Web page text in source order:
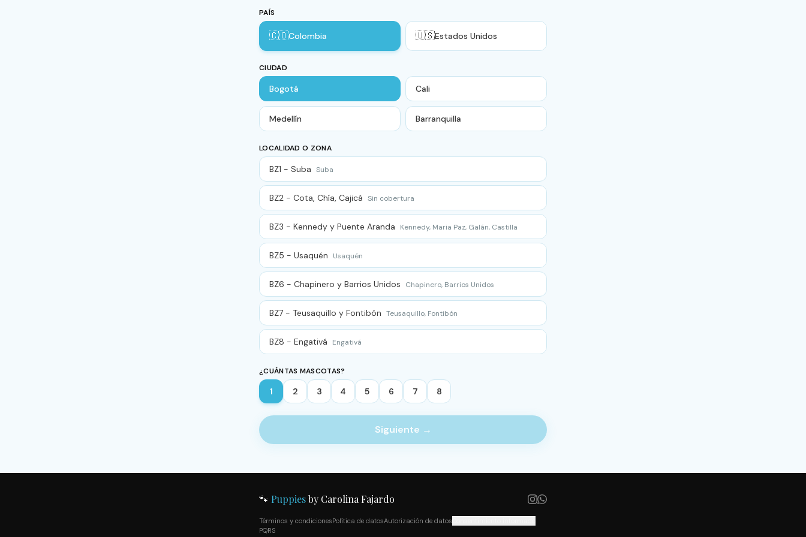
PAÍS
🇨🇴Colombia 🇺🇸Estados Unidos
CIUDAD
Bogotá Cali
Medellín Barranquilla
LOCALIDAD O ZONA
BZ1 - Suba Suba
BZ2 - Cota, Chía, Cajicá Sin cobertura
BZ3 - Kennedy y Puente Aranda Kennedy, Maria Paz, Galán, Castilla
BZ5 - Usaquén Usaquén
BZ6 - Chapinero y Barrios Unidos Chapinero, Barrios Unidos
BZ7 - Teusaquillo y Fontibón Teusaquillo, Fontibón
BZ8 - Engativá Engativá
¿CUÁNTAS MASCOTAS?
1 2 3 4 5 6 7 8
Siguiente →
🐾 Puppiesby Carolina Fajardo
Términos y condicionesPolítica de datosAutorización de datos
PQRS